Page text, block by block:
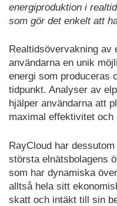
energiproduktion i
som gör det enkelt att
Realtidsövervakning av
användarna en unik
energi som produceras
tidpunkt. Analyser av
hjälper användarna att
maximal effektivitet och
RayCloud har
största elnätsbolagens
som har dynamiska
alltså hela sitt
skatt och intäkt till sin